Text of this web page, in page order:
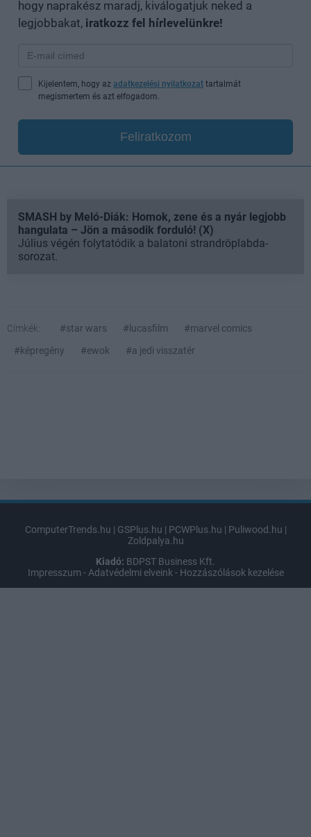
hogy naprakész maradj, kiválogatjuk neked a
legjobbakat, iratkozz fel hírlevelünkre!
Kijelentem, hogy az adatkezelési nyilatkozat tartalmát
megismertem és azt elfogadom.
Feliratkozom
SMASH by Meló-Diák: Homok, zene és a nyár legjobb
hangulata – Jön a második forduló! (X)
Július végén folytatódik a balatoni strandröplabda-
sorozat.
Címkék: #star wars #lucasfilm
#marvel comics
#képregény
#ewok #a jedi visszatér
ComputerTrends.hu | GSPlus.hu | PCWPlus.hu | Puliwood.hu |
Zoldpalya.hu
Kiadó: BDPST Business Kft.
Impresszum - Adatvédelmi elveink - Hozzászólások kezelése